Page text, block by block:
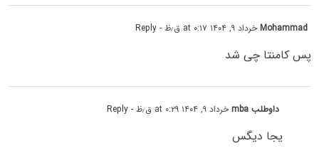
Mohammadخرداد ۹, ۱۴۰۴ at ۰:۱۷ ق٫ظ - Reply
پس کامنتا چی شد
داوطلب mba خرداد ۹, ۱۴۰۴ at ۰:۲۹ ق٫ظ - Reply
یجا دیگس